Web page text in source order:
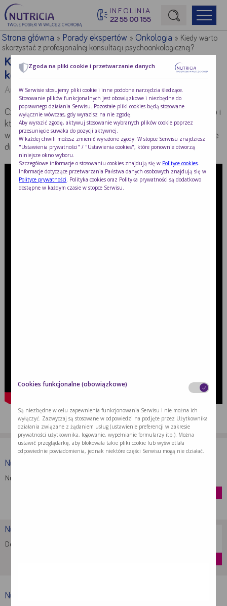
INFOLINIA
22 55 00 155
Początek treści głównej
Strona główna » Porady ekspertów » Onkologia » Kiedy warto
skorzystać z profesjonalnej konsultacji psychoonkologicznej?
Kiedy warto skorzystać z profesjonalnej
konsultacji psychoonkologicznej?
Autor:Adrianna Sobol
Czy wiesz na czym polega rola psychoonkologa klinicznego i
kto może skorzystać z jego pomocy? Sprawdź dlaczego
warto zwrócić się o pomoc do psychoonkologa już na etapie
diagnozy choroby nowotworowej.
Nutridrink Protein Omega 3
Nutridrink Protein Omega 3 to doustny …
Nutridrink Protein
Dostarcza energię, białko i inne składniki …
Nutridrink Skin Repair (dawniej …
Zgoda na pliki cookie i przetwarzanie danych
W Serwisie stosujemy pliki cookie i inne podobne narzędzia śledzące.
Stosowanie plików funkcjonalnych jest obowiązkowe i niezbędne do
poprawnego działania Serwisu. Pozostałe pliki cookies będą stosowane
wyłącznie wówczas, gdy wyrazisz na nie zgodę.
Aby wyrazić zgodę, aktywuj stosowanie wybranych plików cookie poprzez
przesunięcie suwaka do pozycji aktywnej.
W każdej chwili możesz zmienić wyrażone zgody. W stopce Serwisu znajdziesz
"Ustawienia prywatności" / "Ustawienia cookies", które ponownie otworzą
niniejsze okno wyboru.
Szczegółowe informacje o stosowaniu cookies znajdują się w Polityce cookies
Informacje dotyczące przetwarzania Państwa danych osobowych znajdują się w
Polityce prywatności . Polityka cookies oraz Polityka prywatności są dodatkowo
dostępne w każdym czasie w stopce Serwisu.
Cookies funkcjonalne (obowiązkowe)
Są niezbędne w celu zapewnienia funkcjonowania Serwisu i nie można ich
wyłączyć. Zazwyczaj są stosowane w odpowiedzi na podjęte przez Użytkownika
działania związane z żądaniem usług (ustawienie preferencji w zakresie
prywatności użytkownika, logowanie, wypełnianie formularzy itp.). Można
ustawić przeglądarkę, aby blokowała takie pliki cookie lub wyświetlała
odpowiednie powiadomienia, jednak niektóre części Serwisu mogą nie działać.